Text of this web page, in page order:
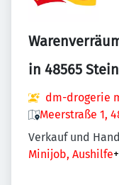
in 48565
dm-drogerie
Meerstraße 1,
Verkauf und
Minijob, Aushilfe+